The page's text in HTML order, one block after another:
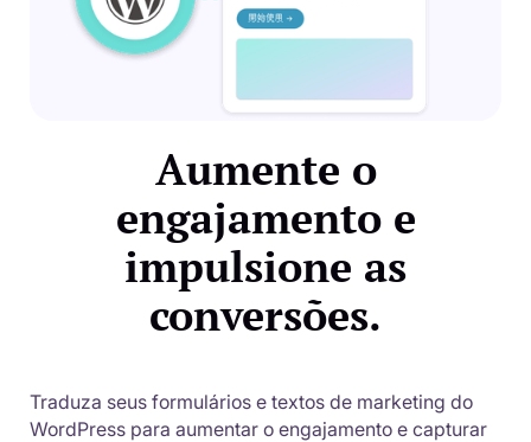
Aumente o
engajamento e
impulsione as
conversões.
Traduza seus formulários e textos de marketing do
WordPress para aumentar o engajamento e capturar